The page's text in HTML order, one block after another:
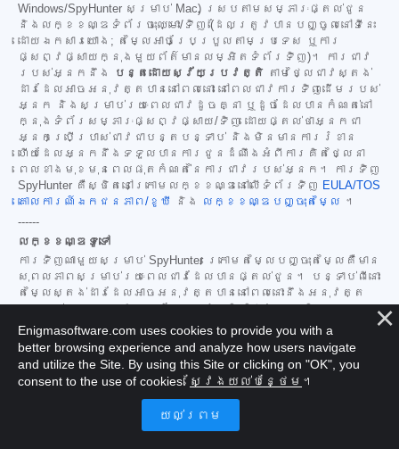
Windows/SpyHunter សម្រាប់ Mac) ស្របតាមសម្ភារៈផ្តល់ជូន
និងលក្ខខណ្ឌទំព័រចុះឈ្មោះ/ទិញ (ដែលត្រូវបានបញ្ចូលនៅទីនេះ
ដោយឯកសារយោង; តម្លៃអាចប្រែប្រួលតាមប្រទេស ឬការ
ផ្សព្វផ្សាយក្នុងមួយព័ត៌មានលម្អិតទំព័រទិញ)។ ការជាវ
របស់អ្នកនឹង
បន្តដោយស្វ័យប្រវត្តិ តាមថ្លៃជាវស្តង់
ដារដែលអាចអនុវត្តបាននៅពេលនោះ នៅពេលជាវការទិញដើមរបស់
អ្នក និងសម្រាប់រយៈពេលជាវដូចគ្នា ឬដូចដែលបានកំណត់នៅ
ក្នុងទំព័រសម្ភារៈផ្សព្វផ្សាយ/ទិញ ដោយផ្តល់ថាអ្នកជា
អ្នកប្រើប្រាស់ជាវជាបន្តបន្ទាប់ និងមិនមានការរំខាន
ហើយដែលអ្នកនឹងទទួលបានការជូនដំណឹងអំពីការគិតថ្លៃនា
ពេលខាងមុខមុនពេលផុតកំណត់នៃការជាវរបស់អ្នក។ ការទិញ
SpyHunter គឺស្ថិតនៅក្រោមលក្ខខណ្ឌនៅលើទំព័រទិញ EULA/TOS
គោលការណ៍ឯកជនភាព/ខូឃី
និង លក្ខខណ្ឌបញ្ចុះតម្លៃ ។
------
លក្ខខណ្ឌទូទៅ
ការទិញណាមួយសម្រាប់ SpyHunter ក្រោមតម្លៃបញ្ចុះតម្លៃគឺមាន
សុពលភាពសម្រាប់រយៈពេលជាវដែលបានផ្តល់ជូន។ បន្ទាប់ពីនោះ
តម្លៃស្តង់ដារដែលអាចអនុវត្តបាននៅពេលនោះនឹងអនុវត្ត
សម្រាប់ការបន្តដោយស្វ័យប្រវត្តិ និង/ឬការទិញនាពេល
អនាគត។ តម្លៃអាចមានការផ្លាស់ប្តូរ ទោះបីជាយើងនឹងជូន
ដំណឹងដល់អ្នកជាមុនអំពីការផ្លាស់ប្តូរតម្លៃក៏ដោយ។
កំណែ SpyHunter ទាំងអស់គឺអាស្រ័យលើការយល់ព្រមរបស់អ្នក
ចំពោះEULA/TOS គោលការណ៍ឯកជនភាព/ខូគីនិង លក្ខខណ្ឌ
លក្ខណៈវិនិច្ឆ័យវាយតម្លៃការគំរាមកំហែង
Enigmasoftware.com uses cookies to provide you with a
better browsing experience and analyze how users navigate
and utilize the Site. By using this Site or clicking on "OK", you
consent to the use of cookies. ស្វែងយល់បន្ថែម ។